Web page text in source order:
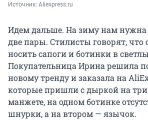
Источник: Aliexpress.ru
Идем дальше. На зиму нам
две пары. Стилисты говорят, что
носить сапоги и ботинки в
Покупательница Ирина решила
новому тренду и заказала на
которые пришли с дыркой на
манжете, на одном ботинке
шнурки, а на втором — язычок.